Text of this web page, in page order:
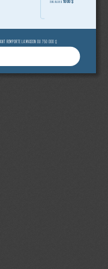
REMPORTE LA MAISON OU 750 000 $
D’UNE VALEUR DE